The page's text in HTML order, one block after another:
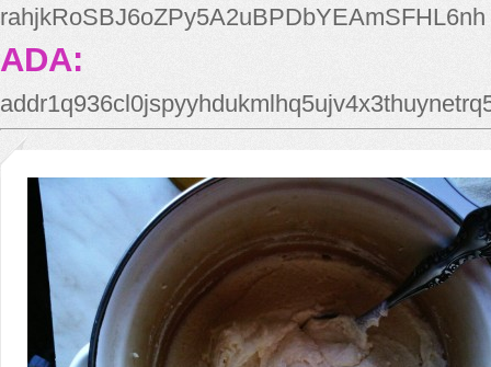
rahjkRoSBJ6oZPy5A2uBPDbYEAmSFHL6nh
ADA: